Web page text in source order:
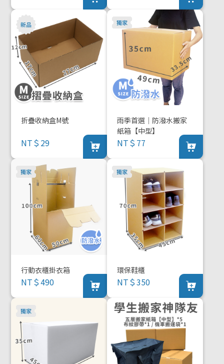
折疊收納盒M號
NT＄29
雨季首選｜防潑水搬家
紙箱【中型】
NT＄77
行動衣櫃掛衣箱
NT＄490
環保鞋櫃
NT＄350